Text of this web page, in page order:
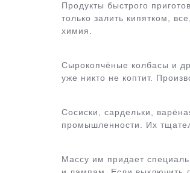
Продукты быстрого
только залить кипятком,
химия.
Сырокопчёные колбасы и
уже никто не коптит.
Сосиски, сардельки,
промышленности. Их
Массу им придает